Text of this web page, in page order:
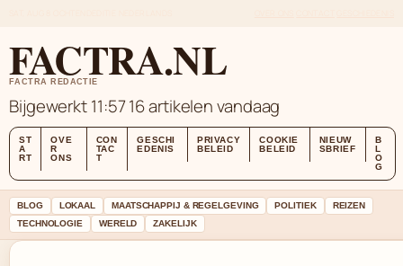
FACTRA.NL
FACTRA REDACTIE
Bijgewerkt 11:5716 artikelen vandaag
ST
A
RT
OVE
R
ONS
CON
TAC
T
GESCHI
EDENIS
PRIVACY
BELEID
COOKIE
BELEID
NIEUW
SBRIEF
B
L
O
G
BLOG LOKAAL MAATSCHAPPIJ & REGELGEVING POLITIEK
REIZEN
TECHNOLOGIE
WERELD ZAKELIJK